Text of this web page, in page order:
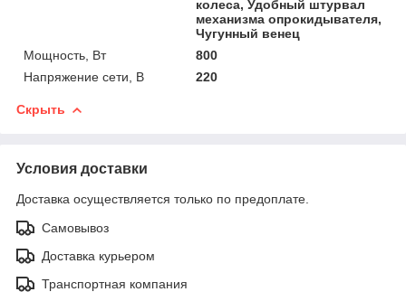
колеса, Удобный штурвал
механизма опрокидывателя,
Чугунный венец
Мощность, Вт
800
Напряжение сети, В
220
Скрыть
Условия доставки
Доставка осуществляется только по предоплате.
Самовывоз
Доставка курьером
Транспортная компания